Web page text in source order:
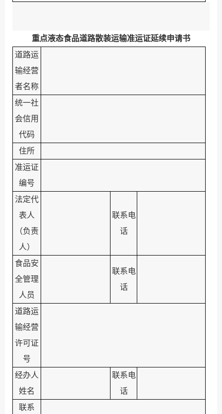
重点液态食品道路散装运输准运证延续申请书
道路运
输经营
者名称
统一社
会信用
代码
住所
准运证
编号
法定代
表人
（负责
人）
联系电
话
食品安
全管理
人员
联系电
话
道路运
输经营
许可证
号
经办人
姓名
联系电
话
联系